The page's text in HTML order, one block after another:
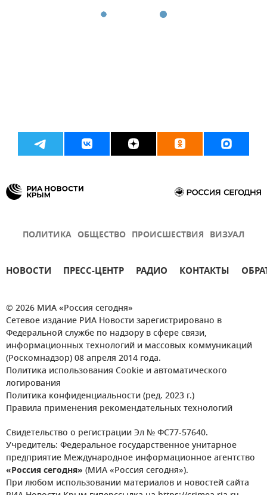
ПОЛИТИКА ОБЩЕСТВО ПРОИСШЕСТВИЯ ВИЗУАЛ
НОВОСТИ ПРЕСС-ЦЕНТР РАДИО КОНТАКТЫ
© 2026 МИА «Россия сегодня»
Сетевое издание РИА Новости зарегистрировано в
Федеральной службе по надзору в сфере связи,
информационных технологий и массовых коммуникаций
(Роскомнадзор) 08 апреля 2014 года.
Политика использования Cookie и автоматического
логирования
Политика конфиденциальности (ред. 2023 г.)
Правила применения рекомендательных технологий
Свидетельство о регистрации Эл № ФС77-57640.
Учредитель: Федеральное государственное унитарное
предприятие Международное информационное агентство
«Россия сегодня» (МИА «Россия сегодня»).
При любом использовании материалов и новостей сайта